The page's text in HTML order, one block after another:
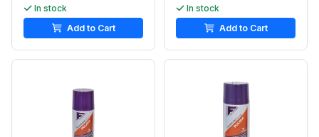
In stock
Add to Cart
In stock
Add to Cart